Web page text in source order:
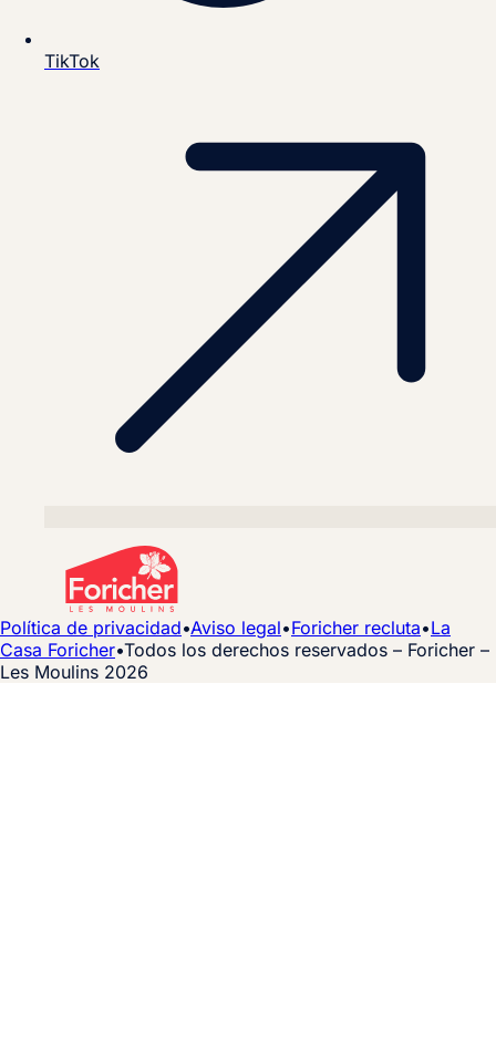
TikTok
Política de privacidad•Aviso legal•Foricher recluta•La
Casa Foricher•Todos los derechos reservados – Foricher –
Les Moulins 2026